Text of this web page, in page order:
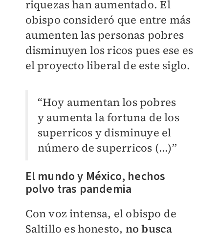
riquezas han aumentado. El
obispo consideró que entre más
aumenten las personas pobres
disminuyen los ricos pues ese es
el proyecto liberal de este siglo.
“Hoy aumentan los pobres
y aumenta la fortuna de los
superricos y disminuye el
número de superricos (...)”
El mundo y México, hechos
polvo tras pandemia
Con voz intensa, el obispo de
Saltillo es honesto, no busca